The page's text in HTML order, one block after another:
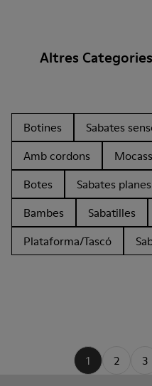
Altres Categories
Botines Sabates
Amb cordons
Botes
Sabates planes
Bambes
Sabatilles
Plataforma/Tascó
1 2 3